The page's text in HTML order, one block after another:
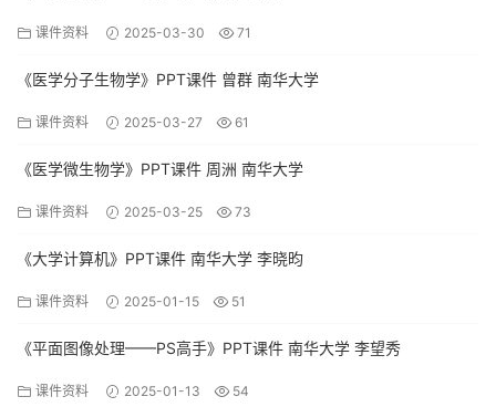
课件资料 2025-03-30 71
《医学分子生物学》PPT课件 曾群 南华大学
课件资料 2025-03-27 61
《医学微生物学》PPT课件 周洲 南华大学
课件资料 2025-03-25 73
《大学计算机》PPT课件 南华大学 李晓昀
课件资料 2025-01-15 51
《平面图像处理——PS高手》PPT课件 南华大学 李望秀
课件资料 2025-01-13 54